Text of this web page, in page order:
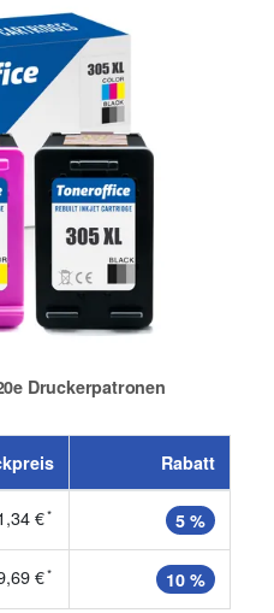
Druckerpatronen
Rabatt
€* 5 %
€* 10 %